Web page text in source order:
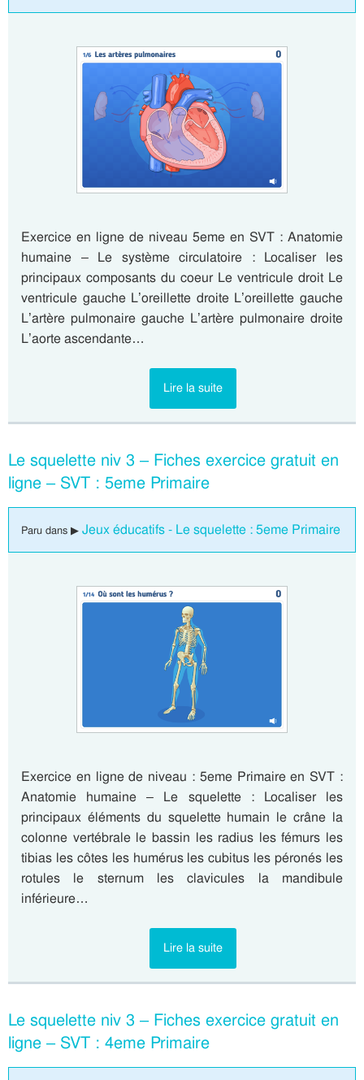
Exercice en ligne de niveau 5eme en SVT : Anatomie
humaine – Le système circulatoire : Localiser les
principaux composants du coeur Le ventricule droit Le
ventricule gauche L’oreillette droite L’oreillette gauche
L’artère pulmonaire gauche L’artère pulmonaire droite
L’aorte ascendante…
Lire la suite
Le squelette niv 3 – Fiches exercice gratuit en
ligne – SVT : 5eme Primaire
Paru dans ▶ Jeux éducatifs - Le squelette : 5eme Primaire
Exercice en ligne de niveau : 5eme Primaire en SVT :
Anatomie humaine – Le squelette : Localiser les
principaux éléments du squelette humain le crâne la
colonne vertébrale le bassin les radius les fémurs les
tibias les côtes les humérus les cubitus les péronés les
rotules le sternum les clavicules la mandibule
inférieure…
Lire la suite
Le squelette niv 3 – Fiches exercice gratuit en
ligne – SVT : 4eme Primaire